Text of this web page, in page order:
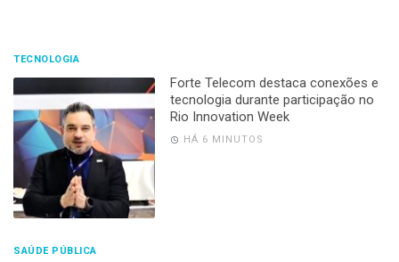
TECNOLOGIA
Forte Telecom destaca conexões e
tecnologia durante participação no
Rio Innovation Week
HÁ 6 MINUTOS
SAÚDE PÚBLICA